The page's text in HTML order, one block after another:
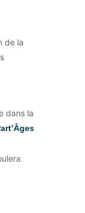
de la
dans la